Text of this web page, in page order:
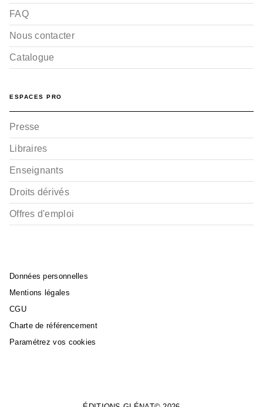
FAQ
Nous contacter
Catalogue
ESPACES PRO
Presse
Libraires
Enseignants
Droits dérivés
Offres d'emploi
Données personnelles
Mentions légales
CGU
Charte de référencement
Paramétrez vos cookies